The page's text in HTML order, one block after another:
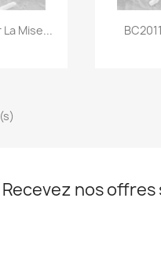
Mise... 
Recevez nos offres